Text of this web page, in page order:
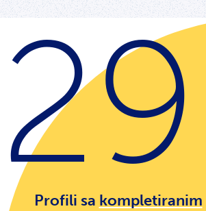
30
Profili sa kompletiranim